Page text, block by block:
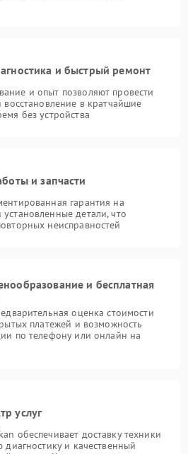
и быстрый ремонт
и опыт позволяют провести
восстановление в кратчайшие
без устройства
и запчасти
гарантия на
детали, что
неисправностей
и бесплатная
оценка стоимости
платежей и возможность
по телефону или онлайн на
услуг
обеспечивает доставку техники
и качественный